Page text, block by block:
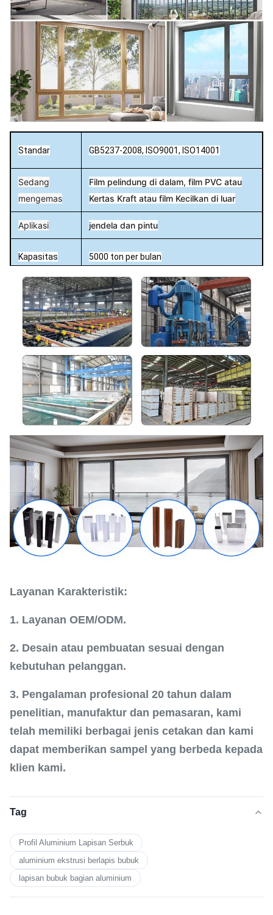
Standar GB5237-2008, ISO9001, ISO14001
Sedang
mengemas
Film pelindung di dalam, film PVC atau
Kertas Kraft atau film Kecilkan di luar
Aplikasi jendela dan pintu
Kapasitas 5000 ton per bulan
Permukaan
Selesai
Mill / Anodizing (oksidasi) / Sand blasting /
Powder Coating / Elektroforesis /
PVDFCoating / Efek kayu.
Layanan Karakteristik:
1. Layanan OEM/ODM.
2. Desain atau pembuatan sesuai dengan
kebutuhan pelanggan.
3. Pengalaman profesional 20 tahun dalam
penelitian, manufaktur dan pemasaran, kami
telah memiliki berbagai jenis cetakan dan kami
dapat memberikan sampel yang berbeda kepada
klien kami.
Tag
Profil Aluminium Lapisan Serbuk
aluminium ekstrusi berlapis bubuk
lapisan bubuk bagian aluminium